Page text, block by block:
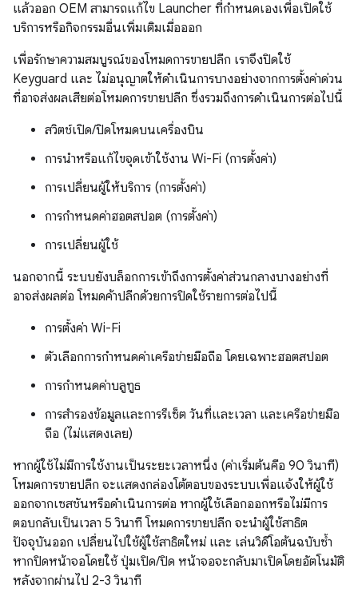
แล้วออก OEM สามารถแก้ไข Launcher ที่กำหนดเองเพื่อเปิดใช้
บริการหรือกิจกรรมอื่นเพิ่มเติมเมื่อออก
เพื่อรักษาความสมบูรณ์ของโหมดการขายปลีก เราจึงปิดใช้
Keyguard และ ไม่อนุญาตให้ดำเนินการบางอย่างจากการตั้งค่าด่วน
ที่อาจส่งผลเสียต่อโหมดการขายปลีก ซึ่งรวมถึงการดำเนินการต่อไปนี้
สวิตช์เปิด/ปิดโหมดบนเครื่องบิน
การนำหรือแก้ไขจุดเข้าใช้งาน Wi-Fi (การตั้งค่า)
การเปลี่ยนผู้ให้บริการ (การตั้งค่า)
การกำหนดค่าฮอตสปอต (การตั้งค่า)
การเปลี่ยนผู้ใช้
นอกจากนี้ ระบบยังบล็อกการเข้าถึงการตั้งค่าส่วนกลางบางอย่างที่
อาจส่งผลต่อ โหมดค้าปลีกด้วยการปิดใช้รายการต่อไปนี้
การตั้งค่า Wi-Fi
ตัวเลือกการกำหนดค่าเครือข่ายมือถือ โดยเฉพาะฮอตสปอต
การกำหนดค่าบลูทูธ
การสำรองข้อมูลและการรีเซ็ต วันที่และเวลา และเครือข่ายมือ
ถือ (ไม่แสดงเลย)
หากผู้ใช้ไม่มีการใช้งานเป็นระยะเวลาหนึ่ง (ค่าเริ่มต้นคือ 90 วินาที)
โหมดการขายปลีก จะแสดงกล่องโต้ตอบของระบบเพื่อแจ้งให้ผู้ใช้
ออกจากเซสชันหรือดำเนินการต่อ หากผู้ใช้เลือกออกหรือไม่มีการ
ตอบกลับเป็นเวลา 5 วินาที โหมดการขายปลีก จะนำผู้ใช้สาธิต
ปัจจุบันออก เปลี่ยนไปใช้ผู้ใช้สาธิตใหม่ และ เล่นวิดีโอต้นฉบับซ้ำ
หากปิดหน้าจอโดยใช้ ปุ่มเปิด/ปิด หน้าจอจะกลับมาเปิดโดยอัตโนมัติ
หลังจากผ่านไป 2-3 วินาที